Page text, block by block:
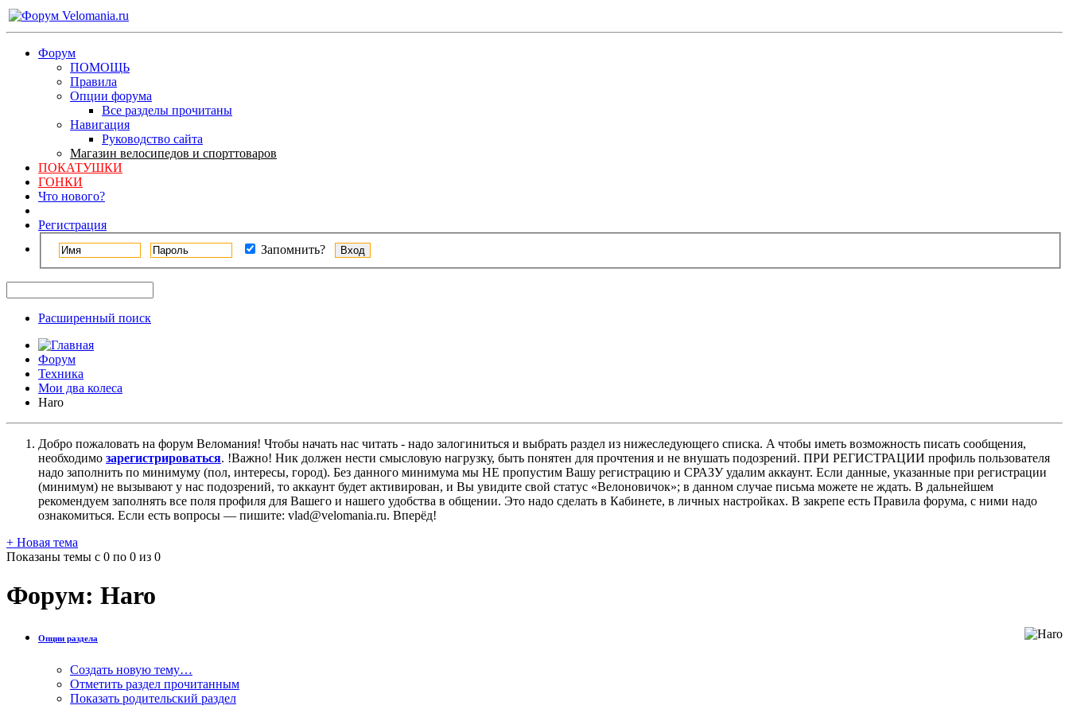
Форум
ПОМОЩЬ
Правила
Опции форума
Все разделы прочитаны
Навигация
Руководство сайта
Магазин велосипедов и спорттоваров
ПОКАТУШКИ
ГОНКИ
Что нового?
Регистрация
Запомнить?
Расширенный поиск
Форум
Техника
Мои два колеса
Haro
Добро пожаловать на форум Веломания! Чтобы начать нас читать - надо залогиниться и выбрать раздел из нижеследующего списка. A чтобы иметь возможность писать сообщения,
необходимо зарегистрироваться. !Важно! Ник должен нести смысловую нагрузку, быть понятен для прочтения и не внушать подозрений. ПРИ РЕГИСТРАЦИИ профиль пользователя
надо заполнить по минимуму (пол, интересы, город). Без данного минимума мы НЕ пропустим Вашу регистрацию и СРАЗУ удалим аккаунт. Если данные, указанные при регистрации
(минимум) не вызывают у нас подозрений, то аккаунт будет активирован, и Вы увидите свой статус «Велоновичок»; в данном случае письма можете не ждать. В дальнейшем
рекомендуем заполнять все поля профиля для Вашего и нашего удобства в общении. Это надо сделать в Кабинете, в личных настройках. В закрепе есть Правила форума, с ними надо
ознакомиться. Если есть вопросы — пишите: vlad@velomania.ru. Вперёд!
+ Новая тема
Показаны темы с 0 по 0 из 0
Форум: Haro
Опции раздела
Создать новую тему…
Отметить раздел прочитанным
Показать родительский раздел